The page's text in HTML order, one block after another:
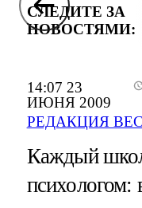
14:07 23
ИЮНЯ 2009
РЕДАКЦИЯ
СЛЕДИТЕ ЗА
НОВОСТЯМИ:
Каждый
психологом: